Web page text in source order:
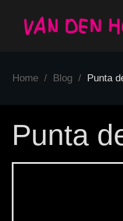
Home / Blog / Punta
Punta